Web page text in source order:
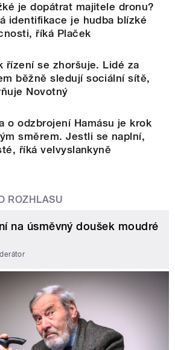
je dopátrat majitele dronu?
identifikace je hudba blízké
říká Plaček
řízení se zhoršuje. Lidé za
běžně sledují sociální sítě,
Novotný
o odzbrojení Hamásu je krok
směrem. Jestli se naplní,
říká velvyslankyně
ROZHLASU
na úsměvný doušek moudré